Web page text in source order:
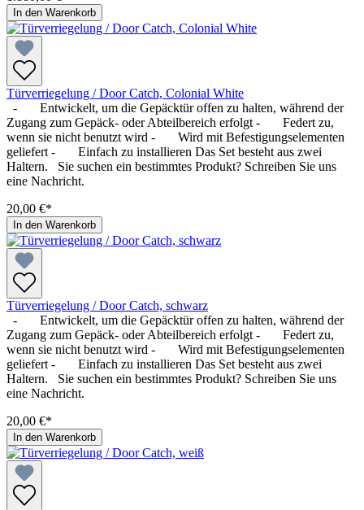
In den Warenkorb
Türverriegelung / Door Catch, Colonial White
- Entwickelt, um die Gepäcktür offen zu halten, während der
Zugang zum Gepäck- oder Abteilbereich erfolgt - Federt zu,
wenn sie nicht benutzt wird - Wird mit Befestigungselementen
geliefert - Einfach zu installieren Das Set besteht aus zwei
Haltern. Sie suchen ein bestimmtes Produkt? Schreiben Sie uns
eine Nachricht.
20,00 €*
In den Warenkorb
Türverriegelung / Door Catch, schwarz
- Entwickelt, um die Gepäcktür offen zu halten, während der
Zugang zum Gepäck- oder Abteilbereich erfolgt - Federt zu,
wenn sie nicht benutzt wird - Wird mit Befestigungselementen
geliefert - Einfach zu installieren Das Set besteht aus zwei
Haltern. Sie suchen ein bestimmtes Produkt? Schreiben Sie uns
eine Nachricht.
20,00 €*
In den Warenkorb